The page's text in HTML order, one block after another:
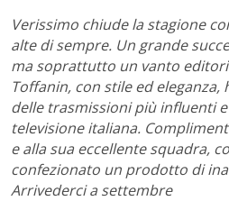
Verissimo chiude la stagione
alte di sempre. Un grande
ma soprattutto un vanto
Toffanin, con stile ed eleganza,
delle trasmissioni più influenti
televisione italiana.
e alla sua eccellente squadra,
confezionato un prodotto di
Arrivederci a settembre